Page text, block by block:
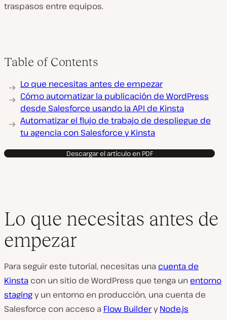
traspasos entre equipos.
Table of Contents
Lo que necesitas antes de empezar
Cómo automatizar la publicación de WordPress
desde Salesforce usando la API de Kinsta
Automatizar el flujo de trabajo de despliegue de
tu agencia con Salesforce y Kinsta
Descargar el artículo en PDF
Lo que necesitas antes de
empezar
Para seguir este tutorial, necesitas una cuenta de
Kinsta con un sitio de WordPress que tenga un entorno
stagingy un entorno en producción, una cuenta de
Salesforce con acceso a Flow BuilderyNode.js